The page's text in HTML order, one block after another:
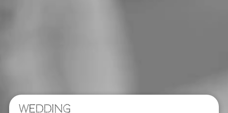
WEDDING